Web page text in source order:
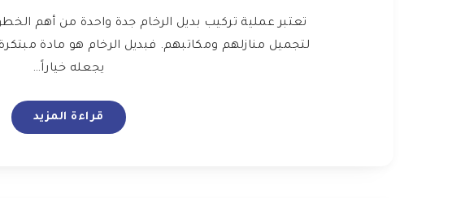
تعتبر عملية تركيب بديل الرخام جدة واحدة من أهم
لتجميل منازلهم ومكاتبهم. فبديل الرخام هو مادة
يجعله خياراً…
قراءة المزيد